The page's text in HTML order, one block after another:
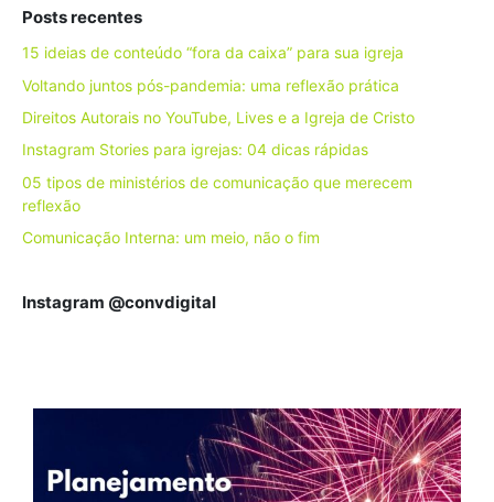
Posts recentes
15 ideias de conteúdo “fora da caixa” para sua igreja
Voltando juntos pós-pandemia: uma reflexão prática
Direitos Autorais no YouTube, Lives e a Igreja de Cristo
Instagram Stories para igrejas: 04 dicas rápidas
05 tipos de ministérios de comunicação que merecem
reflexão
Comunicação Interna: um meio, não o fim
Instagram @convdigital